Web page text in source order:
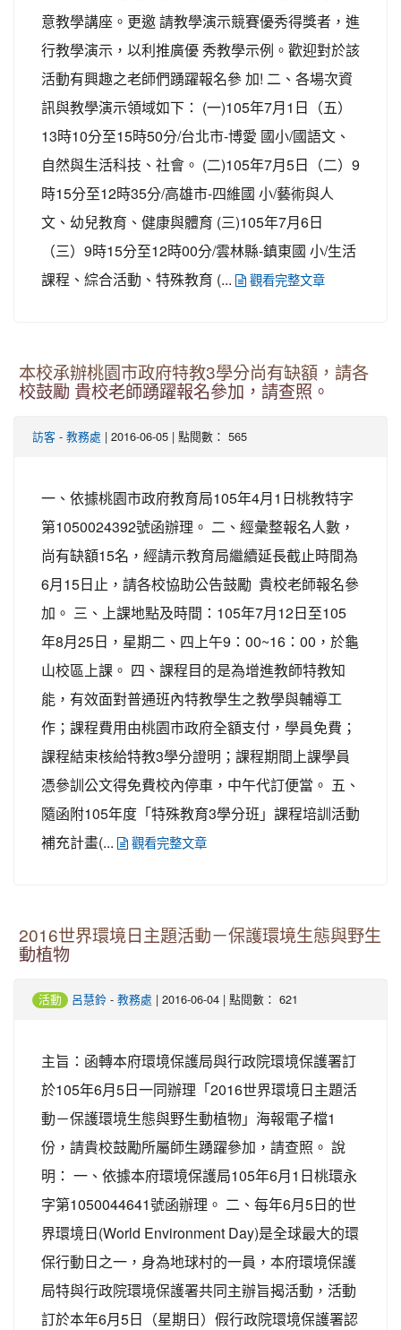
意教學講座。更邀 請教學演示競賽優秀得獎者，進
行教學演示，以利推廣優 秀教學示例。歡迎對於該
活動有興趣之老師們踴躍報名參 加! 二、各場次資
訊與教學演示領域如下： (一)105年7月1日（五）
13時10分至15時50分/台北市-博愛 國小/國語文、
自然與生活科技、社會。 (二)105年7月5日（二）9
時15分至12時35分/高雄市-四維國 小/藝術與人
文、幼兒教育、健康與體育 (三)105年7月6日
（三）9時15分至12時00分/雲林縣-鎮東國 小/生活
課程、綜合活動、特殊教育 (...
觀看完整文章
本校承辦桃園市政府特教3學分尚有缺額，請各
校鼓勵 貴校老師踴躍報名參加，請查照。
訪客 - 教務處 | 2016-06-05 | 點閱數： 565
一、依據桃園市政府教育局105年4月1日桃教特字
第1050024392號函辦理。 二、經彙整報名人數，
尚有缺額15名，經請示教育局繼續延長截止時間為
6月15日止，請各校協助公告鼓勵 貴校老師報名參
加。 三、上課地點及時間：105年7月12日至105
年8月25日，星期二、四上午9：00~16：00，於龜
山校區上課。 四、課程目的是為增進教師特教知
能，有效面對普通班內特教學生之教學與輔導工
作；課程費用由桃園市政府全額支付，學員免費；
課程結束核給特教3學分證明；課程期間上課學員
憑參訓公文得免費校內停車，中午代訂便當。 五、
隨函附105年度「特殊教育3學分班」課程培訓活動
補充計畫(...
觀看完整文章
2016世界環境日主題活動－保護環境生態與野生
動植物
活動 呂慧鈴 - 教務處 | 2016-06-04 | 點閱數： 621
主旨：函轉本府環境保護局與行政院環境保護署訂
於105年6月5日一同辦理「2016世界環境日主題活
動－保護環境生態與野生動植物」海報電子檔1
份，請貴校鼓勵所屬師生踴躍參加，請查照。 說
明： 一、依據本府環境保護局105年6月1日桃環永
字第1050044641號函辦理。 二、每年6月5日的世
界環境日(World Environment Day)是全球最大的環
保行動日之一，身為地球村的一員，本府環境保護
局特與行政院環境保護署共同主辦旨揭活動，活動
訂於本年6月5日（星期日）假行政院環境保護署認